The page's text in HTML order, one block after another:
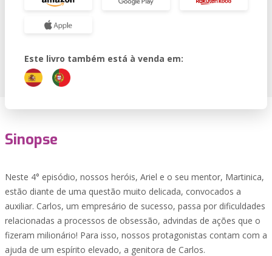
Este livro também está à venda em:
Sinopse
Neste 4° episódio, nossos heróis, Ariel e o seu mentor, Martinica,
estão diante de uma questão muito delicada, convocados a
auxiliar. Carlos, um empresário de sucesso, passa por dificuldades
relacionadas a processos de obsessão, advindas de ações que o
fizeram milionário! Para isso, nossos protagonistas contam com a
ajuda de um espírito elevado, a genitora de Carlos.